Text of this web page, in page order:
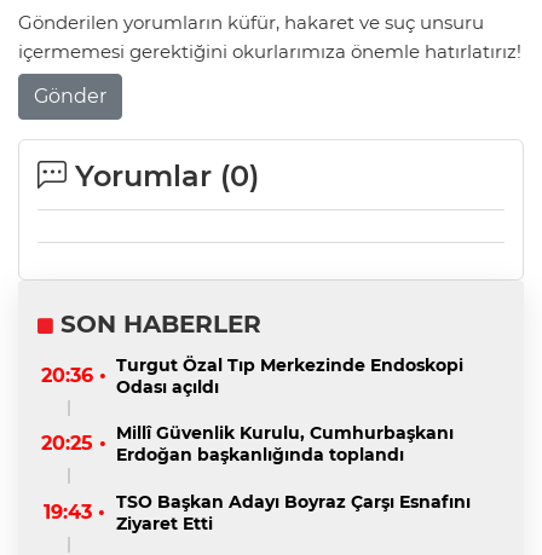
Gönderilen yorumların küfür, hakaret ve suç unsuru
içermemesi gerektiğini okurlarımıza önemle hatırlatırız!
Gönder
Yorumlar (0)
SON HABERLER
20:36 • Turgut Özal Tıp Merkezinde Endoskopi
Odası açıldı
20:25 • Millî Güvenlik Kurulu, Cumhurbaşkanı
Erdoğan başkanlığında toplandı
19:43 • TSO Başkan Adayı Boyraz Çarşı Esnafını
Ziyaret Etti